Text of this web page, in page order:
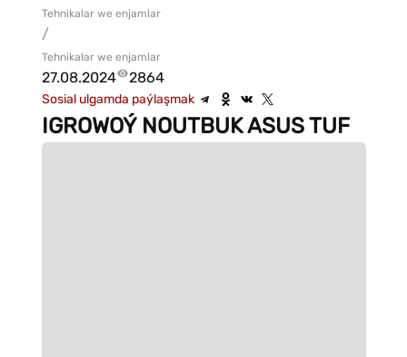
Tehnikalar we enjamlar
/
Tehnikalar we enjamlar
27.08.2024 2864
Sosial ulgamda paýlaşmak
IGROWOÝ NOUTBUK ASUS TUF